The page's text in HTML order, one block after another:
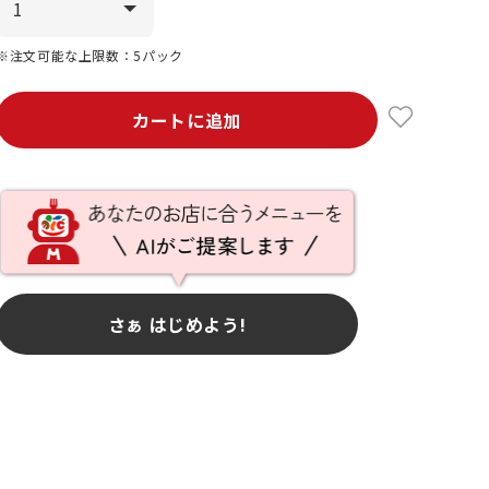
注文可能な上限数：5パック
カートに追加
さぁ はじめよう!